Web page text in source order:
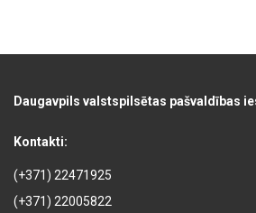
Daugavpils valstspilsētas pašvaldības
Kontakti:
(+371) 22471925
(+371) 22005822